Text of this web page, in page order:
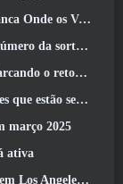
Encontram
de aniversário
à Play Store
o lançamento do Mirage
março 2025
ativa
Lançamento de origem